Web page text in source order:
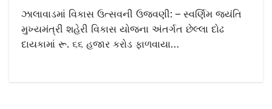
ઝાલાવાડમાં વિકાસ ઉત્સવની ઉજવણી: – સ્વર્ણિમ જયંતિ
મુખ્યમંત્રી શહેરી વિકાસ યોજના અંતર્ગત છેલ્લા દોઢ
દાયકામાં રૂ. ૬૬ હજાર કરોડ ફાળવાયા…